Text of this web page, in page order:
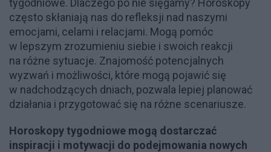
tygodniowe. Dlaczego po nie sięgamy? Horoskopy
często skłaniają nas do refleksji nad naszymi
emocjami, celami i relacjami. Mogą pomóc
w lepszym zrozumieniu siebie i swoich reakcji
na różne sytuacje. Znajomość potencjalnych
wyzwań i możliwości, które mogą pojawić się
w nadchodzących dniach, pozwala lepiej planować
działania i przygotować się na różne scenariusze.
Horoskopy tygodniowe mogą dostarczać
inspiracji i motywacji do podejmowania nowych